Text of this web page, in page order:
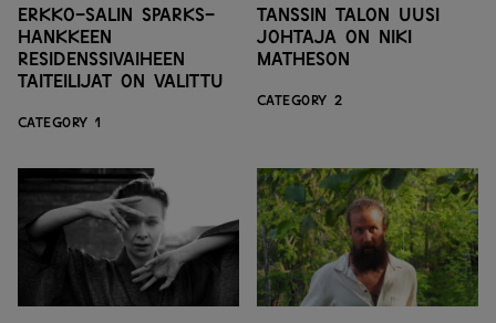
Erkko-salin SPARKS-
hankkeen
residenssivaiheen
taiteilijat on valittu
CATEGORY 1
Tanssin talon uusi
johtaja on Niki
Matheson
CATEGORY 2